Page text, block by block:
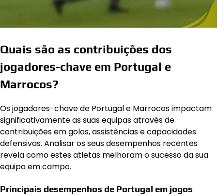
Quais são as contribuições dos
jogadores-chave em Portugal e
Marrocos?
Os jogadores-chave de Portugal e Marrocos impactam
significativamente as suas equipas através de
contribuições em golos, assistências e capacidades
defensivas. Analisar os seus desempenhos recentes
revela como estes atletas melhoram o sucesso da sua
equipa em campo.
Principais desempenhos de Portugal em jogos